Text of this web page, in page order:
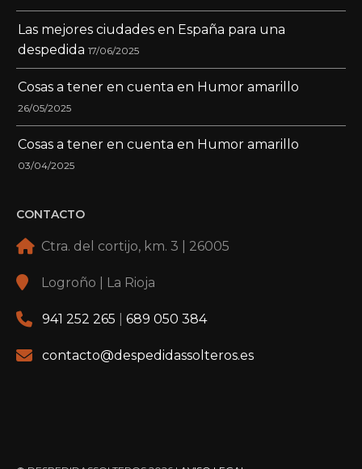
Las mejores ciudades en España para una
despedida 17/06/2025
Cosas a tener en cuenta en Humor amarillo
26/05/2025
Cosas a tener en cuenta en Humor amarillo
03/04/2025
CONTACTO
Ctra. del cortijo, km. 3 | 26005
Logroño | La Rioja
941 252 265 689 050 384
contacto@despedidassolteros.es